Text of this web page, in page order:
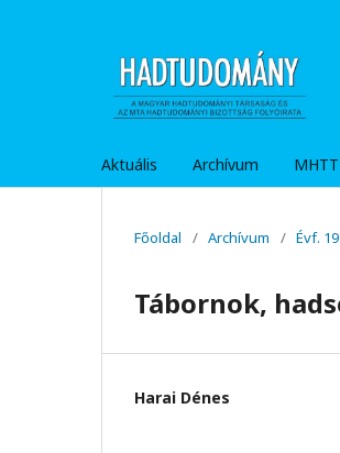
Aktuális Archívum MHTT
Főoldal / Archívum / Évf.
Tábornok,
Harai Dénes